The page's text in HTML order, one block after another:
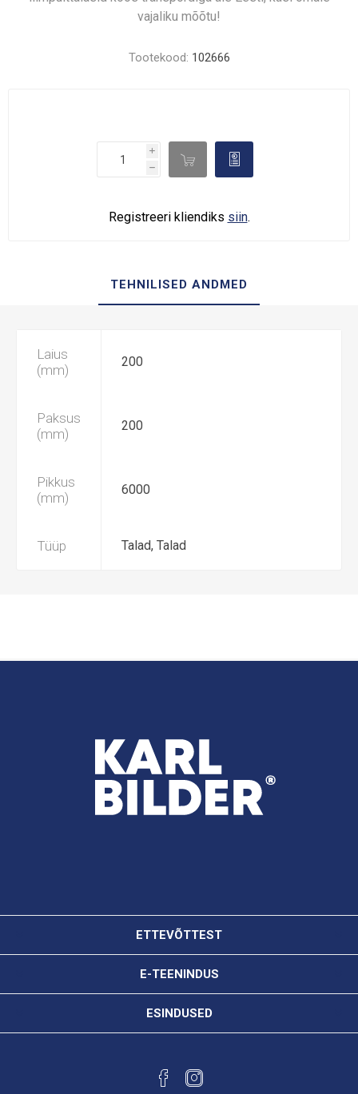
vajaliku mõõtu!
Tootekood: 102666
i
h
d 
Registreeri kliendiks siin.
TEHNILISED ANDMED
Laius
(mm)
200
Paksus
(mm)
200
Pikkus
(mm)
6000
Tüüp Talad, Talad
ETTEVÕTTEST
E-TEENINDUS
ESINDUSED